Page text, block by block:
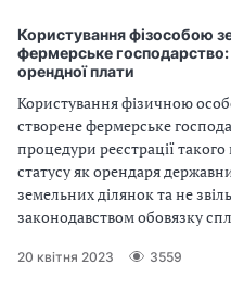
Користування фізособою
фермерське господарство:
орендної плати
Користування фізичною
створене фермерське
процедури реєстрації
статусу як орендаря
земельних ділянок та не
законодавством обовязку
20 квітня 2023 3559